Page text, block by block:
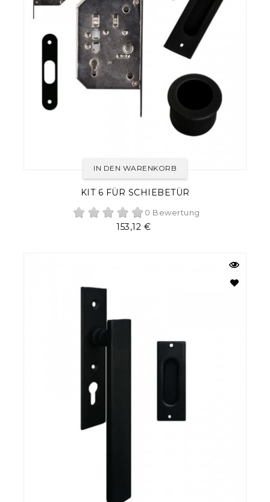
KIT 6 FÜR SCHIEBETÜR
0 Bewertung
Preis
153,12 €
IN DEN WARENKORB